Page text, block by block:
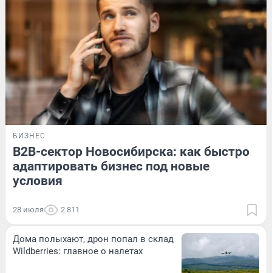
БИЗНЕС
B2B-сектор Новосибирска: как быстро
адаптировать бизнес под новые
условия
28 июля 2 811
Дома полыхают, дрон попал в склад
Wildberries: главное о налетах